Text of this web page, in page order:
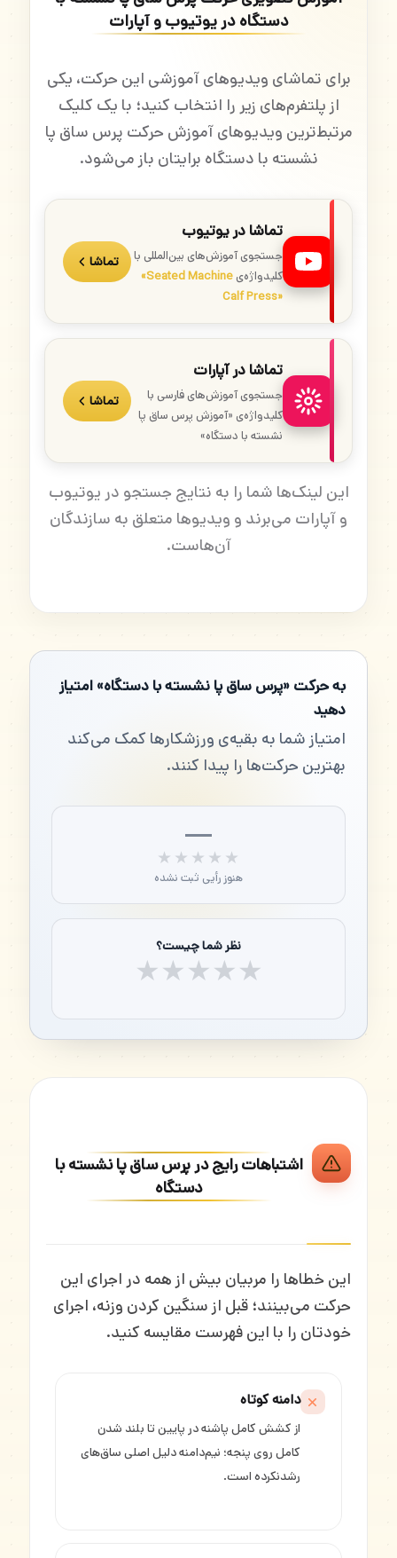
دستگاه در یوتیوب و آپارات
برای تماشای ویدیوهای آموزشی این حرکت، یکی
از پلتفرم‌های زیر را انتخاب کنید؛ با یک کلیک
مرتبط‌ترین ویدیوهای آموزش حرکت پرس ساق پا
نشسته با دستگاه برایتان باز می‌شود.
تماشا در یوتیوب
جستجوی آموزش‌های بین‌المللی با
کلیدواژه‌ی«Seated Machine
Calf Press»
تماشا
تماشا در آپارات
جستجوی آموزش‌های فارسی با
کلیدواژه‌ی «آموزش پرس ساق پا
نشسته با دستگاه»
تماشا
این لینک‌ها شما را به نتایج جستجو در یوتیوب
و آپارات می‌برند و ویدیوها متعلق به سازندگان
آن‌هاست.
به حرکت «پرس ساق پا نشسته با دستگاه» امتیاز
دهید
امتیاز شما به بقیه‌ی ورزشکارها کمک می‌کند
بهترین حرکت‌ها را پیدا کنند.
—
★★★★★
هنوز رأیی ثبت نشده
نظر شما چیست؟
★★★★★
اشتباهات رایج در پرس ساق پا نشسته با
دستگاه
این خطاها را مربیان بیش از همه در اجرای این
حرکت می‌بینند؛ قبل از سنگین کردن وزنه، اجرای
خودتان را با این فهرست مقایسه کنید.
دامنه کوتاه
از کشش کامل پاشنه در پایین تا بلند شدن
کامل روی پنجه؛ نیم‌دامنه دلیل اصلی ساق‌های
رشد‌نکرده است.